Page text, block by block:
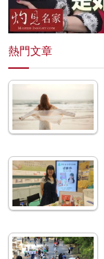
熱門文章